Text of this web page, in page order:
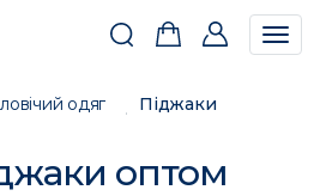
одяг Піджаки
оптом